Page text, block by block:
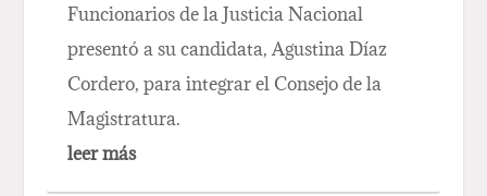
Funcionarios de la Justicia Nacional
presentó a su candidata, Agustina Díaz
Cordero, para integrar el Consejo de la
Magistratura.
leer más